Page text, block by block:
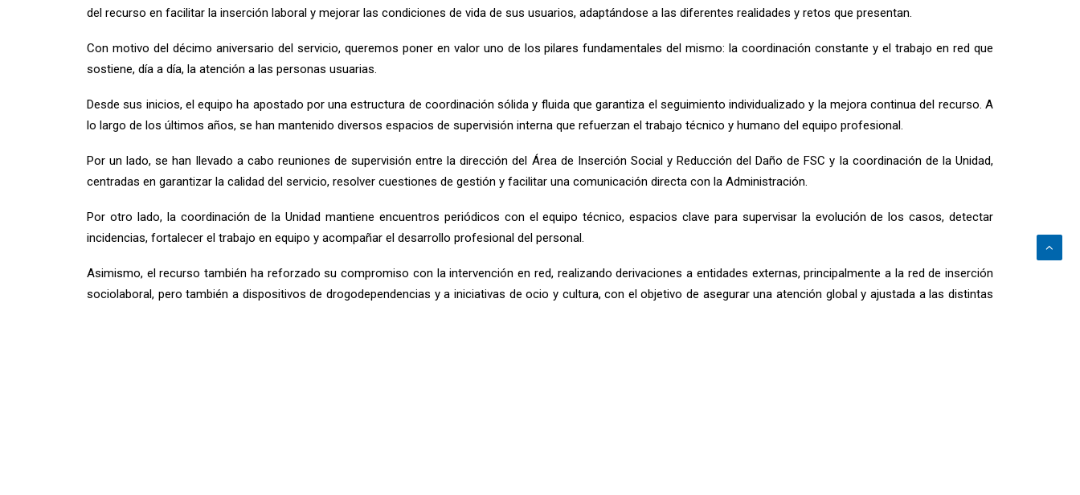
del recurso en facilitar la inserción laboral y mejorar las condiciones de vida de sus usuarios, adaptándose a las diferentes realidades y retos que presentan.
Con motivo del décimo aniversario del servicio, queremos poner en valor uno de los pilares fundamentales del mismo: la coordinación constante y el trabajo en red que
sostiene, día a día, la atención a las personas usuarias.
Desde sus inicios, el equipo ha apostado por una estructura de coordinación sólida y fluida que garantiza el seguimiento individualizado y la mejora continua del recurso. A
lo largo de los últimos años, se han mantenido diversos espacios de supervisión interna que refuerzan el trabajo técnico y humano del equipo profesional.
Por un lado, se han llevado a cabo reuniones de supervisión entre la dirección del Área de Inserción Social y Reducción del Daño de FSC y la coordinación de la Unidad,
centradas en garantizar la calidad del servicio, resolver cuestiones de gestión y facilitar una comunicación directa con la Administración.
Por otro lado, la coordinación de la Unidad mantiene encuentros periódicos con el equipo técnico, espacios clave para supervisar la evolución de los casos, detectar
incidencias, fortalecer el trabajo en equipo y acompañar el desarrollo profesional del personal.
Asimismo, el recurso también ha reforzado su compromiso con la intervención en red, realizando derivaciones a entidades externas, principalmente a la red de inserción
sociolaboral, pero también a dispositivos de drogodependencias y a iniciativas de ocio y cultura, con el objetivo de asegurar una atención global y ajustada a las distintas